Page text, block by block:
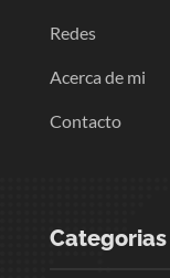
Redes
Acerca de mi
Contacto
Categorias